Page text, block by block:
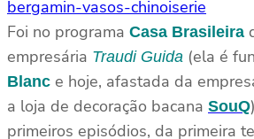
Foi no programa Casa Brasileira
empresária Traudi Guida (ela é
Blanc e hoje, afastada da
a loja de decoração bacana SouQ
primeiros episódios, da primeira